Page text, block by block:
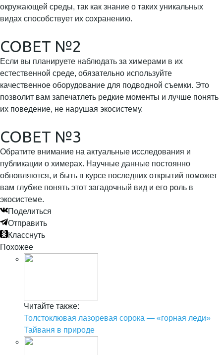
окружающей среды, так как знание о таких уникальных
видах способствует их сохранению.
СОВЕТ №2
Если вы планируете наблюдать за химерами в их
естественной среде, обязательно используйте
качественное оборудование для подводной съемки. Это
позволит вам запечатлеть редкие моменты и лучше понять
их поведение, не нарушая экосистему.
СОВЕТ №3
Обратите внимание на актуальные исследования и
публикации о химерах. Научные данные постоянно
обновляются, и быть в курсе последних открытий поможет
вам глубже понять этот загадочный вид и его роль в
экосистеме.
Поделиться
Отправить
Класснуть
Похожее
Читайте также:
Толстоклювая лазоревая сорока — «горная леди»
Тайваня в природе